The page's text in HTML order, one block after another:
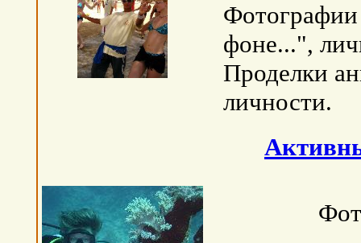
фоне...",
Проделки
личности.